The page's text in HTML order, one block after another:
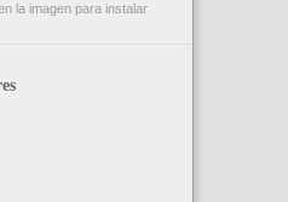
la imagen para instalar